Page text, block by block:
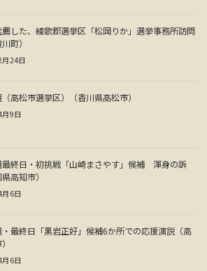
した、綾歌郡選挙区「松岡りか」選挙事務所訪問
町）
24日
高松市選挙区）（香川県高松市）
9日
最終日・初挑戦「山崎まさやす」候補 渾身の訴
高知市）
6日
最終日「黒岩正好」候補6か所での応援演説（高
6日